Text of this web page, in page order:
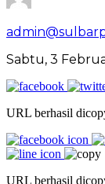
Sabtu, 3
URL berhasil
URL berhasil